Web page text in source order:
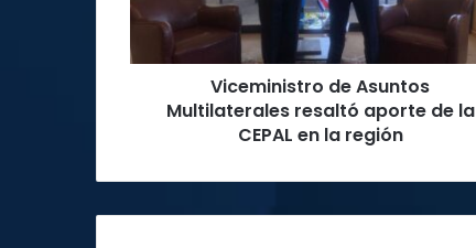
de
CEPAL
Viceministro de Asuntos
Multilaterales resaltó aporte de la
CEPAL en la región